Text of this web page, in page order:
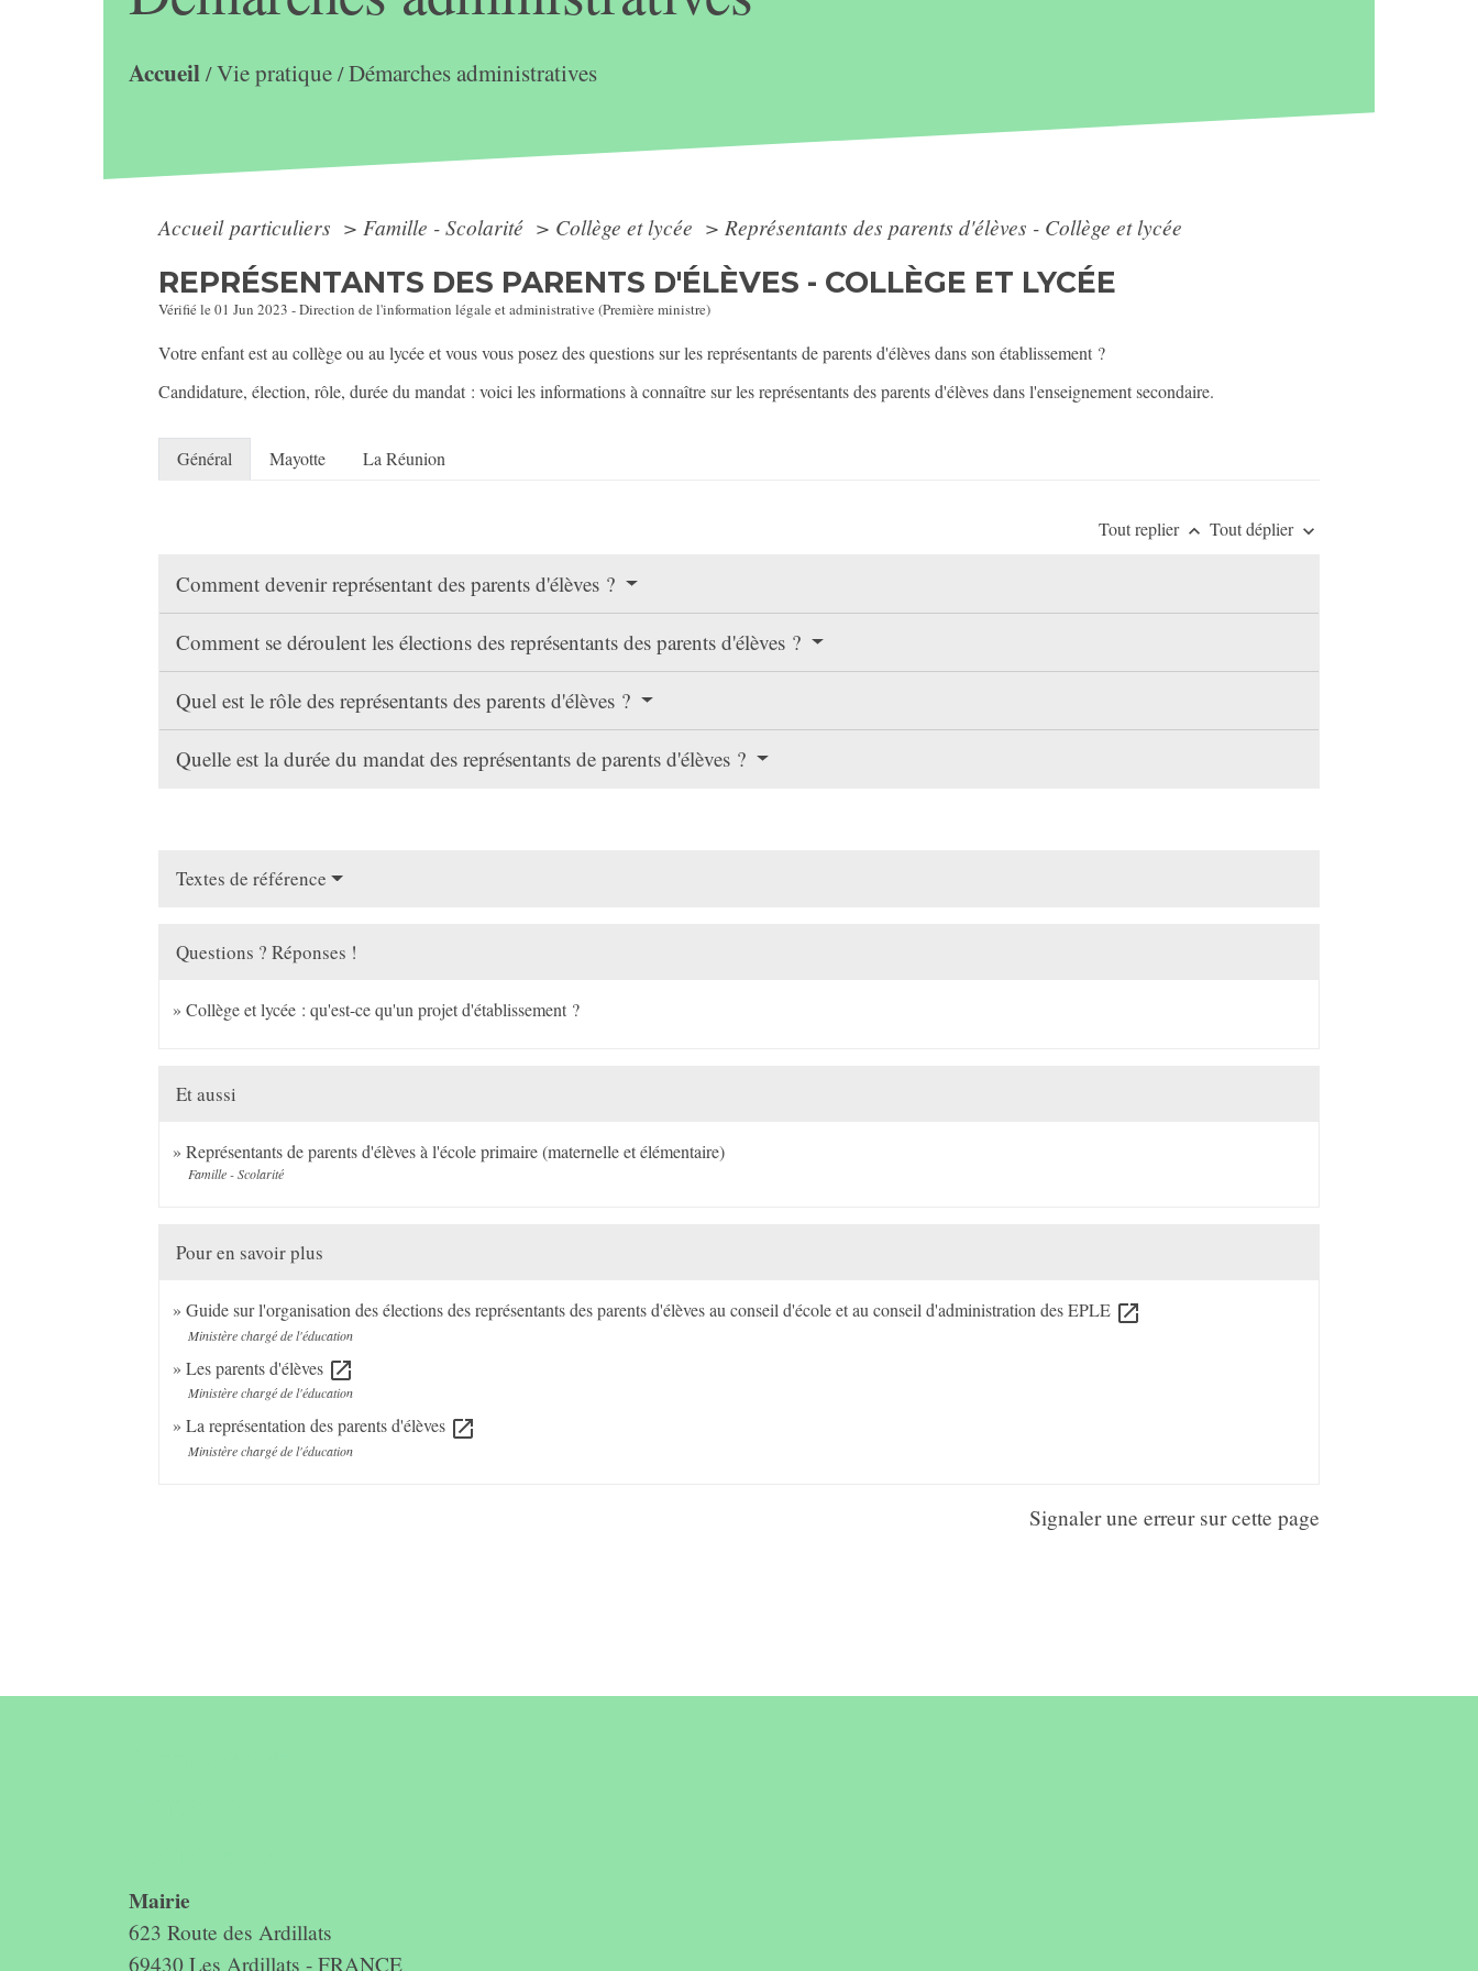
Accueil/Vie pratique/Démarches administratives
Accueil particuliers > Famille - Scolarité > Collège et lycée > Représentants des parents d'élèves - Collège et lycée
REPRÉSENTANTS DES PARENTS D'ÉLÈVES - COLLÈGE ET LYCÉE
Vérifié le 01 Jun 2023 - Direction de l'information légale et administrative (Première ministre)
Votre enfant est au collège ou au lycée et vous vous posez des questions sur les représentants de parents d'élèves dans son établissement ?
Candidature, élection, rôle, durée du mandat : voici les informations à connaître sur les représentants des parents d'élèves dans l'enseignement secondaire.
Général Mayotte La Réunion
Tout replier keyboard_arrow_up Tout déplier keyboard_arrow_down
Comment devenir représentant des parents d'élèves ?
Comment se déroulent les élections des représentants des parents d'élèves ?
Quel est le rôle des représentants des parents d'élèves ?
Quelle est la durée du mandat des représentants de parents d'élèves ?
Textes de référence
Questions ? Réponses !
Collège et lycée : qu'est-ce qu'un projet d'établissement ?
Et aussi
Représentants de parents d'élèves à l'école primaire (maternelle et élémentaire)
Famille - Scolarité
Pour en savoir plus
Guide sur l'organisation des élections des représentants des parents d'élèves au conseil d'école et au conseil d'administration des EPLE open_in_new
Ministère chargé de l'éducation
Les parents d'élèves open_in_new
Ministère chargé de l'éducation
La représentation des parents d'élèves open_in_new
Ministère chargé de l'éducation
Signaler une erreur sur cette page
Mairie
623 Route des Ardillats
69430 Les Ardillats - FRANCE